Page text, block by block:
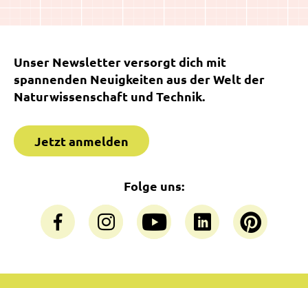
Unser Newsletter versorgt dich mit
spannenden Neuigkeiten aus der Welt der
Naturwissenschaft und Technik.
Jetzt anmelden
Folge uns: